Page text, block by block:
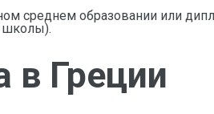
среднем образовании или
школы).
в Греции